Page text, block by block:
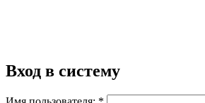
Вход в систему